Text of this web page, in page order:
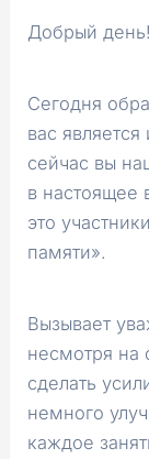
Добрый день!
Сегодня
вас
сейчас вы
в настоящее
это
памяти».
Вызывает
несмотря на
сделать
немного
каждое